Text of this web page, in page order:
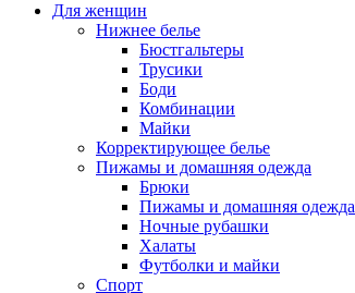
Для женщин
Нижнее белье
Бюстгальтеры
Трусики
Боди
Комбинации
Майки
Корректирующее белье
Пижамы и домашняя одежда
Брюки
Пижамы и домашняя одежда
Ночные рубашки
Халаты
Футболки и майки
Спорт